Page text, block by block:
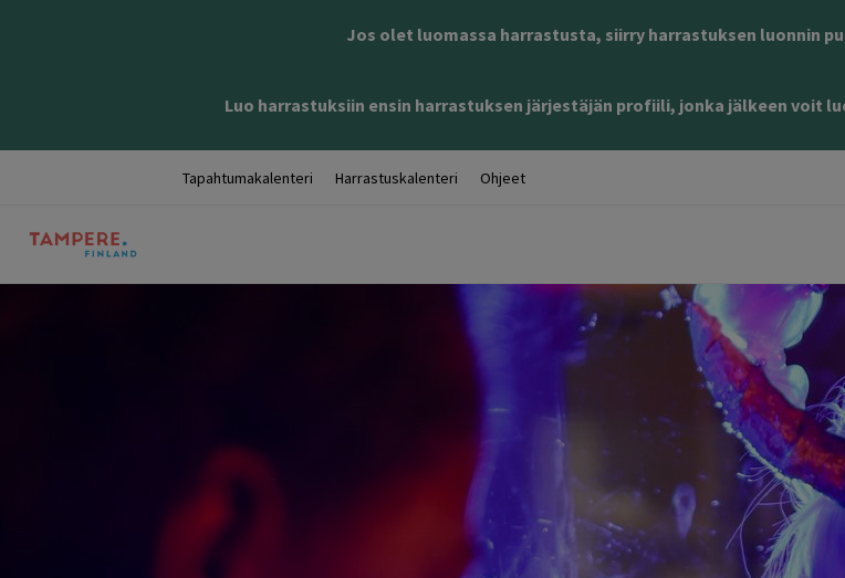
Jos olet luomassa harrastusta, siirry harrastuksen luonnin
Luo harrastuksiin ensin harrastuksen järjestäjän profiili, jonka jälkeen voit
Tapahtumakalenteri Harrastuskalenteri Ohjeet